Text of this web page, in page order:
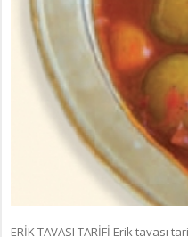
ERİK TAVASI TARİFİ Erik tavası